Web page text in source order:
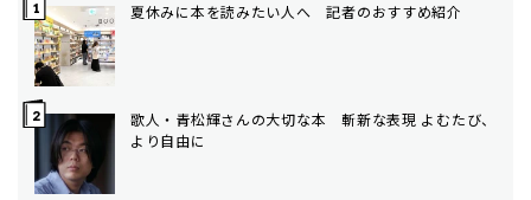
夏休みに本を読みたい人へ 記者のおすすめ紹介
歌人・青松輝さんの大切な本 斬新な表現 よむたび、
より自由に